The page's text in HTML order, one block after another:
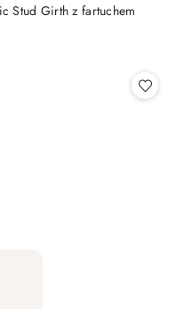
Stud Girth z fartuchem